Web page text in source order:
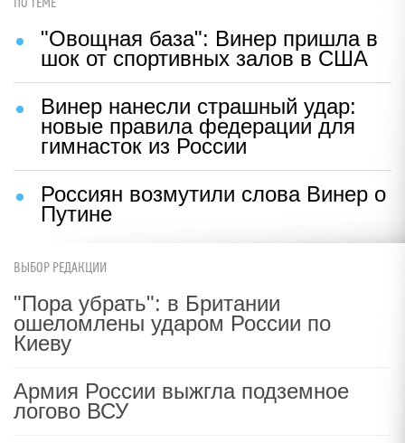
ПО ТЕМЕ
"Овощная база": Винер пришла в
шок от спортивных залов в США
Винер нанесли страшный удар:
новые правила федерации для
гимнасток из России
Россиян возмутили слова Винер о
Путине
ВЫБОР РЕДАКЦИИ
"Пора убрать": в Британии
ошеломлены ударом России по
Киеву
Армия России выжгла подземное
логово ВСУ